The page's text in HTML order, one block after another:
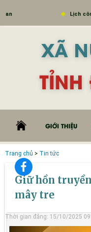
Lịch công tác
XÃ
TỈNH
GIỚI THIỆU
Trang chủ > Tin tức
Giữ hồn
mây tre
Thời gian đăng: 15/10/2025